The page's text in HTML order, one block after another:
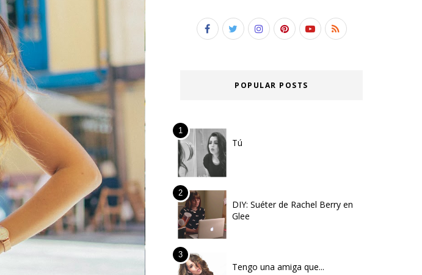
POPULAR POSTS
Tú
DIY: Suéter de Rachel Berry en
Glee
Tengo una amiga que...